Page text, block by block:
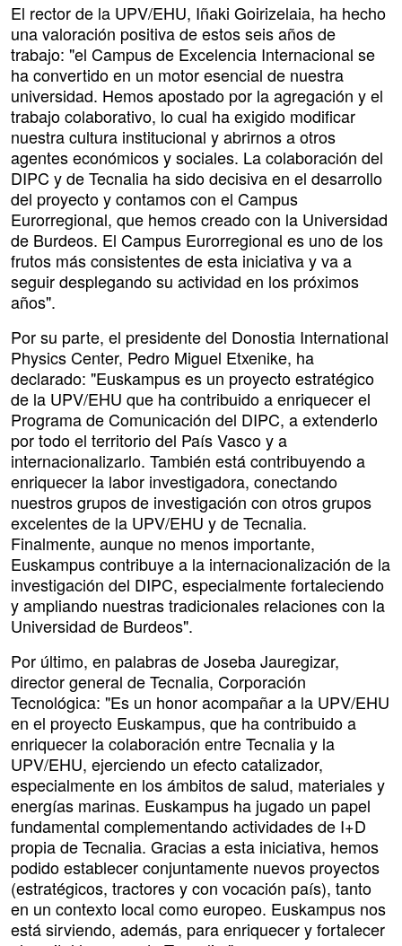
El rector de la UPV/EHU, Iñaki Goirizelaia, ha hecho
una valoración positiva de estos seis años de
trabajo: "el Campus de Excelencia Internacional se
ha convertido en un motor esencial de nuestra
universidad. Hemos apostado por la agregación y el
trabajo colaborativo, lo cual ha exigido modificar
nuestra cultura institucional y abrirnos a otros
agentes económicos y sociales. La colaboración del
DIPC y de Tecnalia ha sido decisiva en el desarrollo
del proyecto y contamos con el Campus
Eurorregional, que hemos creado con la Universidad
de Burdeos. El Campus Eurorregional es uno de los
frutos más consistentes de esta iniciativa y va a
seguir desplegando su actividad en los próximos
años".
Por su parte, el presidente del Donostia International
Physics Center, Pedro Miguel Etxenike, ha
declarado: "Euskampus es un proyecto estratégico
de la UPV/EHU que ha contribuido a enriquecer el
Programa de Comunicación del DIPC, a extenderlo
por todo el territorio del País Vasco y a
internacionalizarlo. También está contribuyendo a
enriquecer la labor investigadora, conectando
nuestros grupos de investigación con otros grupos
excelentes de la UPV/EHU y de Tecnalia.
Finalmente, aunque no menos importante,
Euskampus contribuye a la internacionalización de la
investigación del DIPC, especialmente fortaleciendo
y ampliando nuestras tradicionales relaciones con la
Universidad de Burdeos".
Por último, en palabras de Joseba Jauregizar,
director general de Tecnalia, Corporación
Tecnológica: "Es un honor acompañar a la UPV/EHU
en el proyecto Euskampus, que ha contribuido a
enriquecer la colaboración entre Tecnalia y la
UPV/EHU, ejerciendo un efecto catalizador,
especialmente en los ámbitos de salud, materiales y
energías marinas. Euskampus ha jugado un papel
fundamental complementando actividades de I+D
propia de Tecnalia. Gracias a esta iniciativa, hemos
podido establecer conjuntamente nuevos proyectos
(estratégicos, tractores y con vocación país), tanto
en un contexto local como europeo. Euskampus nos
está sirviendo, además, para enriquecer y fortalecer